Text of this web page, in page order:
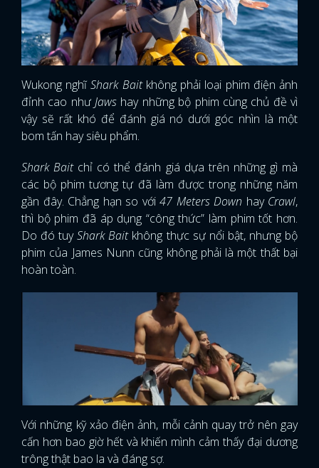
Wukong nghĩShark Bait không phải loại phim điện ảnh
đỉnh cao nhưJaws hay những bộ phim cùng chủ đề vì
vậy sẽ rất khó để đánh giá nó dưới góc nhìn là một
bom tấn hay siêu phẩm.
Shark Baitchỉ có thể đánh giá dựa trên những gì mà
các bộ phim tương tự đã làm được trong những năm
gần đây. Chẳng hạn so với 47 Meters Down hay Crawl,
thì bộ phim đã áp dụng “công thức” làm phim tốt hơn.
Do đó tuyShark Baitkhông thực sự nổi bật, nhưng bộ
phim của James Nunn cũng không phải là một thất bại
hoàn toàn.
Với những kỹ xảo điện ảnh, mỗi cảnh quay trở nên gay
cấn hơn bao giờ hết và khiến mình cảm thấy đại dương
trông thật bao la và đáng sợ.